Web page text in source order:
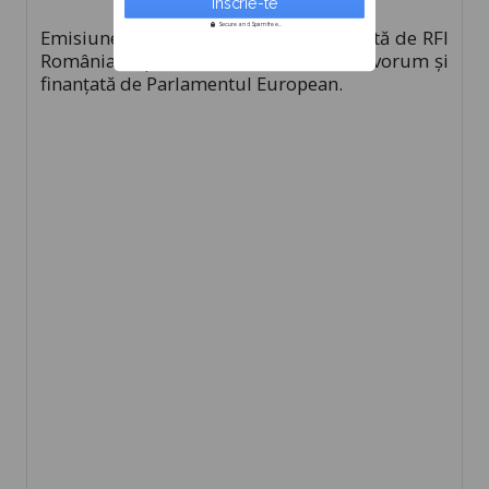
Emisiunea
, realizată de RFI
România în parteneriat cu Institutul Qvorum și
finanțată de Parlamentul European.
Secure and Spam free...